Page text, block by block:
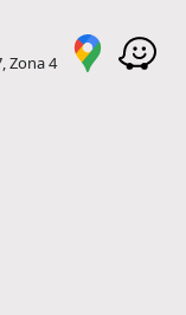
Zona 4